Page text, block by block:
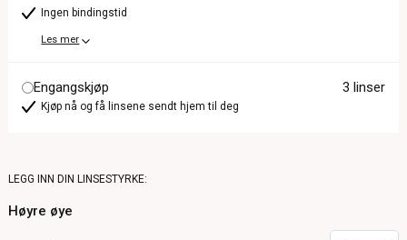
Ingen bindingstid
Les mer
Engangskjøp 3 linser
Kjøp nå og få linsene sendt hjem til deg
LEGG INN DIN LINSESTYRKE:
Høyre øye